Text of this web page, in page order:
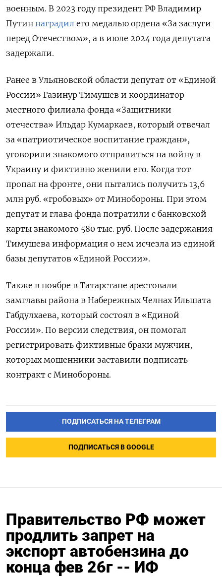
военным. В 2023 году президент РФ Владимир
Путин наградил его медалью ордена «За заслуги
перед Отечеством», а в июле 2024 года депутата
задержали.
Ранее в Ульяновской области депутат от «Единой
России» Газинур Тимушев и координатор
местного филиала фонда «Защитники
отечества» Ильдар Кумаркаев, который отвечал
за «патриотическое воспитание граждан»,
уговорили знакомого отправиться на войну в
Украину и фиктивно женили его. Когда тот
пропал на фронте, они пытались получить 13,6
млн руб. «гробовых» от Минобороны. При этом
депутат и глава фонда потратили с банковской
карты знакомого 580 тыс. руб. После задержания
Тимушева информация о нем исчезла из единой
базы депутатов «Единой России».
Также в ноябре в Татарстане арестовали
замглавы района в Набережных Челнах Ильшата
Габдулхаева, который состоял в «Единой
России». По версии следствия, он помогал
регистрировать фиктивные браки мужчин,
которых мошенники заставили подписать
контракт с Минобороны.
ПОДПИСАТЬСЯ НА ТЕЛЕГРАМ
ПОДПИСАТЬСЯ В GOOGLE
Правительство РФ может
продлить запрет на
экспорт автобензина до
конца фев 26г -- ИФ